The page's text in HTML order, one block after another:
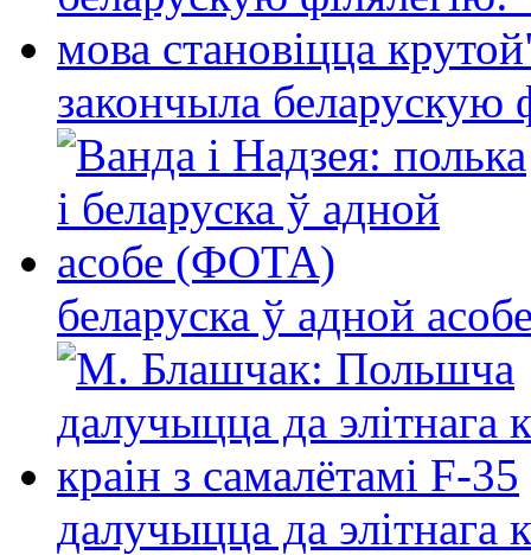
закончыла беларускую
беларуска ў адной
далучыцца да элітнага